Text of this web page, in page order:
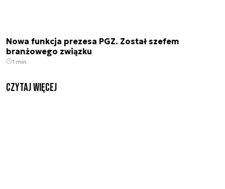
Nowa funkcja prezesa PGZ. Został szefem
branżowego związku
1 min.
czytaj więcej